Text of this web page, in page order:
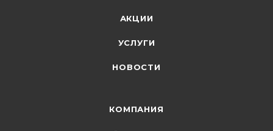
АКЦИИ
УСЛУГИ
НОВОСТИ
КОМПАНИЯ